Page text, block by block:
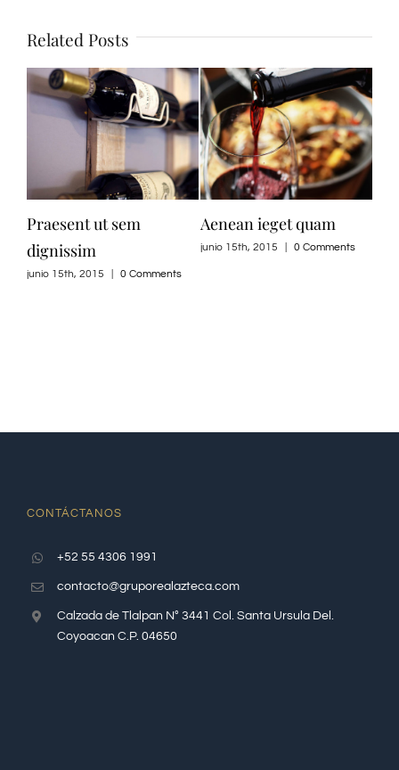
Related Posts
Praesent ut sem
dignissim
junio 15th, 2015 0 Comments
Aenean ieget quam
junio 15th, 2015 0 Comments
CONTÁCTANOS
+52 55 4306 1991
contacto@gruporealazteca.com
Calzada de Tlalpan N° 3441 Col. Santa Ursula Del.
Coyoacan C.P. 04650